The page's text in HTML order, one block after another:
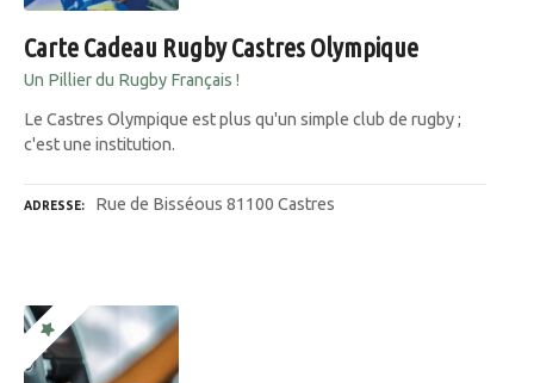
Carte Cadeau Rugby Castres Olympique
Un Pillier du Rugby Français !
Le Castres Olympique est plus qu'un simple club de rugby ;
c'est une institution.
ADRESSE Rue de Bisséous 81100 Castres